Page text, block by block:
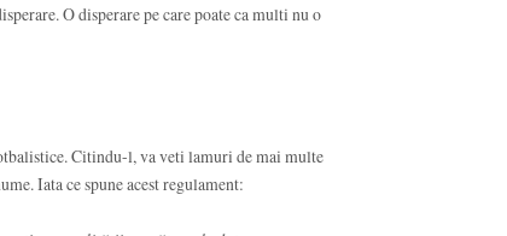
O disperare pe care poate ca multi nu o
Citindu-l, va veti lamuri de mai multe
Iata ce spune acest regulament: